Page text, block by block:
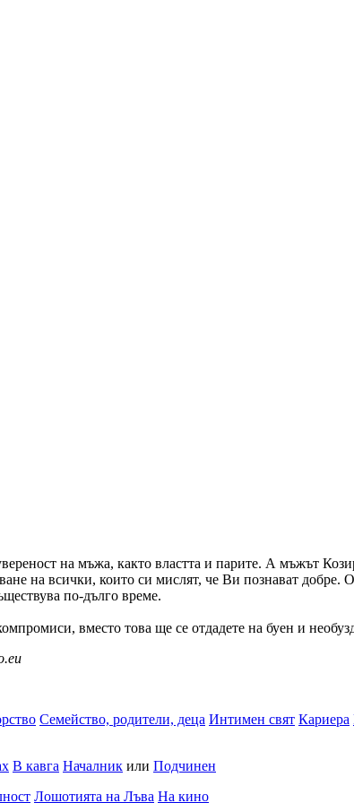
на мъжа, както властта и парите. А мъжът
на всички, които си мислят, че Ви познават добре.
по-дълго време.
вместо това ще се отдадете на буен и
Семейство, родители, деца Интимен свят Кариера
В кавга Началник или Подчинен
Лошотията на Лъва На кино